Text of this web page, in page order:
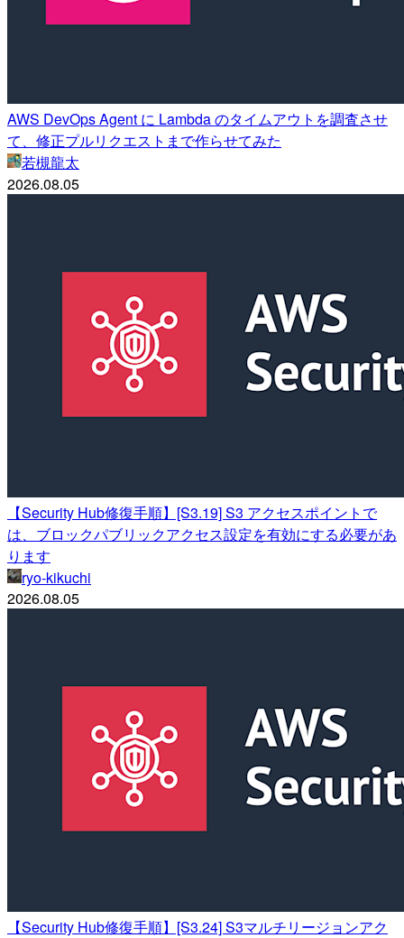
AWS DevOps Agent に Lambda のタイムアウトを調査させ
て、修正プルリクエストまで作らせてみた
若槻龍太
2026.08.05
【Security Hub修復手順】[S3.19] S3 アクセスポイントで
は、ブロックパブリックアクセス設定を有効にする必要があ
ります
ryo-kikuchi
2026.08.05
【Security Hub修復手順】[S3.24] S3マルチリージョンアク